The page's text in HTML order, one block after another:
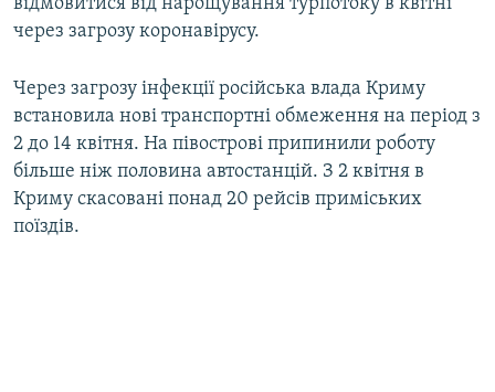
відмовитися від нарощування турпотоку в квітні
через загрозу коронавірусу.
Через загрозу інфекції російська влада Криму
встановила нові транспортні обмеження на період з
2 до 14 квітня. На півострові припинили роботу
більше ніж половина автостанцій. З 2 квітня в
Криму скасовані понад 20 рейсів приміських
поїздів.